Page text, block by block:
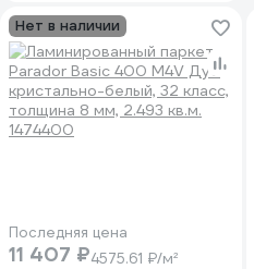
Нет в наличии
Последняя цена
11 407 ₽4575.61 ₽/м²